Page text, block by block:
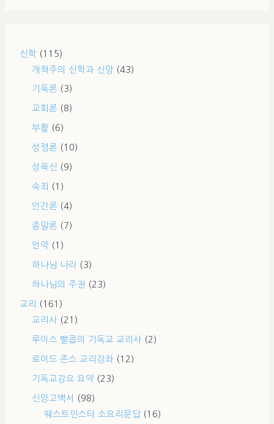
신학 (115)
개혁주의 신학과 신앙 (43)
기독론 (3)
교회론 (8)
부활 (6)
성령론 (10)
성육신 (9)
속죄 (1)
인간론 (4)
종말론 (7)
언약 (1)
하나님 나라 (3)
하나님의 주권 (23)
교리
(161)
교리사 (21)
루이스 뻘콥의 기독교 교리사 (2)
로이드 존스 교리강좌 (12)
기독교강요 요약 (23)
신앙고백서
(98)
웨스트민스터 소요리문답(16)